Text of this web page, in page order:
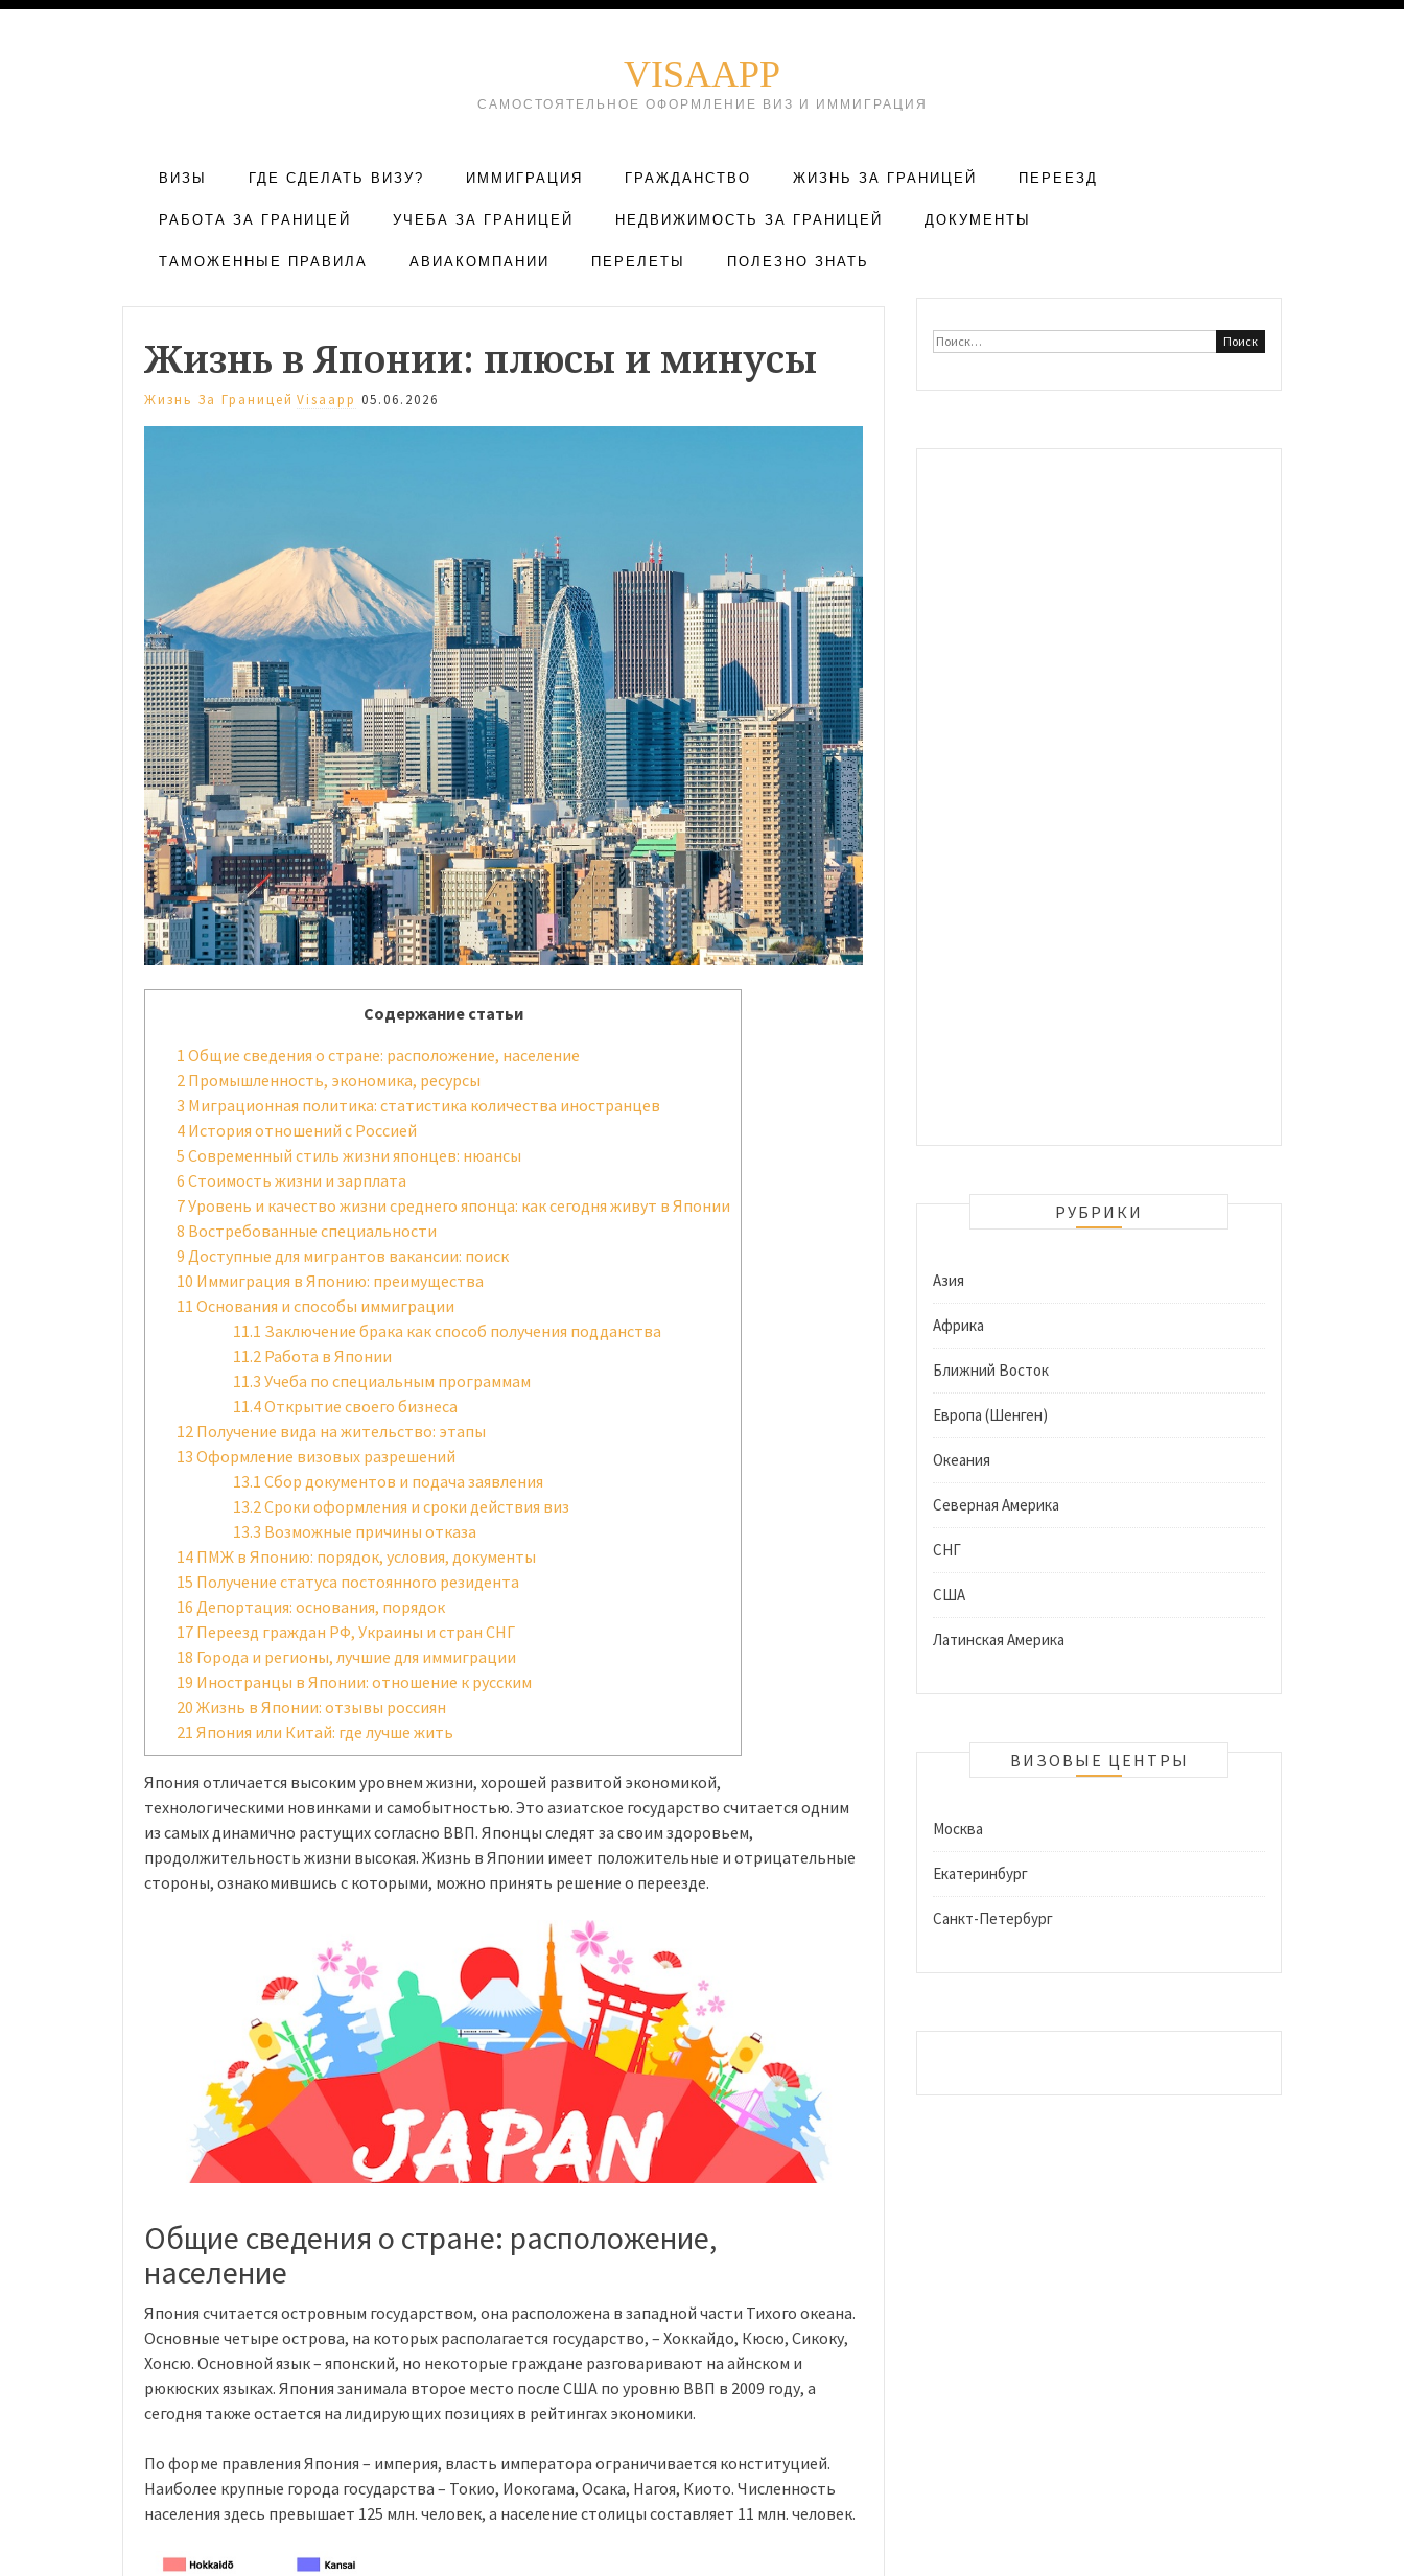
VISAAPP
САМОСТОЯТЕЛЬНОЕ ОФОРМЛЕНИЕ ВИЗ И ИММИГРАЦИЯ
ВИЗЫ ГДЕ СДЕЛАТЬ ВИЗУ? ИММИГРАЦИЯ ГРАЖДАНСТВО ЖИЗНЬ ЗА ГРАНИЦЕЙ ПЕРЕЕЗД
РАБОТА ЗА ГРАНИЦЕЙ УЧЕБА ЗА ГРАНИЦЕЙ НЕДВИЖИМОСТЬ ЗА ГРАНИЦЕЙ ДОКУМЕНТЫ
ТАМОЖЕННЫЕ ПРАВИЛА АВИАКОМПАНИИ ПЕРЕЛЕТЫ ПОЛЕЗНО ЗНАТЬ
Жизнь в Японии: плюсы и минусы
Жизнь За Границей Visaapp 05.06.2026
Содержание статьи
1 Общие сведения о стране: расположение, население
2 Промышленность, экономика, ресурсы
3 Миграционная политика: статистика количества иностранцев
4 История отношений с Россией
5 Современный стиль жизни японцев: нюансы
6 Стоимость жизни и зарплата
7Уровень и качество жизни среднего японца: как сегодня живут в Японии
8 Востребованные специальности
9 Доступные для мигрантов вакансии: поиск
10 Иммиграция в Японию: преимущества
11 Основания и способы иммиграции
11.1 Заключение брака как способ получения подданства
11.2 Работа в Японии
11.3 Учеба по специальным программам
11.4Открытие своего бизнеса
12 Получение вида на жительство: этапы
13 Оформление визовых разрешений
13.1 Сбор документов и подача заявления
13.2 Сроки оформления и сроки действия виз
13.3 Возможные причины отказа
14 ПМЖ в Японию: порядок, условия, документы
15 Получение статуса постоянного резидента
16 Депортация: основания, порядок
17 Переезд граждан РФ, Украины и стран СНГ
18 Города и регионы, лучшие для иммиграции
19 Иностранцы в Японии: отношение к русским
20 Жизнь в Японии: отзывы россиян
21 Япония или Китай: где лучше жить
Япония отличается высоким уровнем жизни, хорошей развитой экономикой,
технологическими новинками и самобытностью. Это азиатское государство считается одним
из самых динамично растущих согласно ВВП. Японцы следят за своим здоровьем,
продолжительность жизни высокая. Жизнь в Японии имеет положительные и отрицательные
стороны, ознакомившись с которыми, можно принять решение о переезде.
Общие сведения о стране: расположение,
население
Япония считается островным государством, она расположена в западной части Тихого океана.
Основные четыре острова, на которых располагается государство, – Хоккайдо, Кюсю, Сикоку,
Хонсю. Основной язык – японский, но некоторые граждане разговаривают на айнском и
рюкюских языках. Япония занимала второе место после США по уровню ВВП в 2009 году, а
сегодня также остается на лидирующих позициях в рейтингах экономики.
По форме правления Япония – империя, власть императора ограничивается конституцией.
Наиболее крупные города государства – Токио, Иокогама, Осака, Нагоя, Киото. Численность
населения здесь превышает 125 млн. человек, а население столицы составляет 11 млн. человек.
Найти:
РУБРИКИ
Азия
Африка
Ближний Восток
Европа (Шенген)
Океания
Северная Америка
СНГ
США
Латинская Америка
ВИЗОВЫЕ ЦЕНТРЫ
Москва
Екатеринбург
Санкт-Петербург